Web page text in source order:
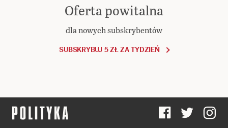
Oferta powitalna
dla nowych subskrybentów
SUBSKRYBUJ 5 ZŁ ZA TYDZIEŃ